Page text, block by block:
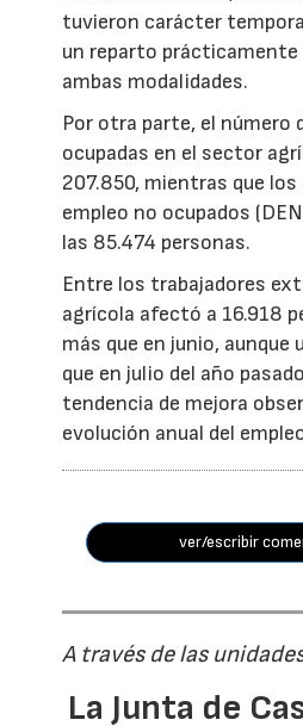
tuvieron carácter
un reparto prácticamente
ambas modalidades.
Por otra parte, el número
ocupadas en el sector
207.850, mientras que
empleo no ocupados
las 85.474 personas.
Entre los trabajadores
agrícola afectó a 16.918
más que en junio, aunque
que en julio del año
tendencia de mejora
evolución anual del
ver/escribir
A través de las
La Junta de